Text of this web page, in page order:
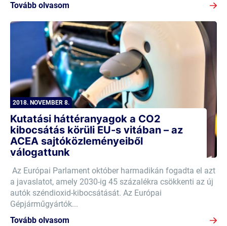
Tovább olvasom
2018. NOVEMBER 8.
Kutatási háttéranyagok a CO2
kibocsátás körüli EU-s vitában – az
ACEA sajtóközleményeiből
válogattunk
Az Európai Parlament október harmadikán fogadta el azt
a javaslatot, amely 2030-ig 45 százalékra csökkenti az új
autók széndioxid-kibocsátását. Az Európai
Gépjárműgyártók...
Tovább olvasom